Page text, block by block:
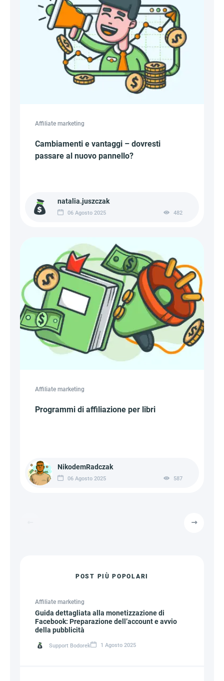
Affiliate marketing
Cambiamenti e vantaggi – dovresti
passare al nuovo pannello?
natalia.juszczak
06 Agosto 2025 482
Affiliate marketing
Programmi di affiliazione per libri
NikodemRadczak
06 Agosto 2025 587
POST PIÙ POPOLARI
Affiliate marketing
Guida dettagliata alla monetizzazione di
Facebook: Preparazione dell’account e avvio
della pubblicità
Support Bodorek 1 Agosto 2025